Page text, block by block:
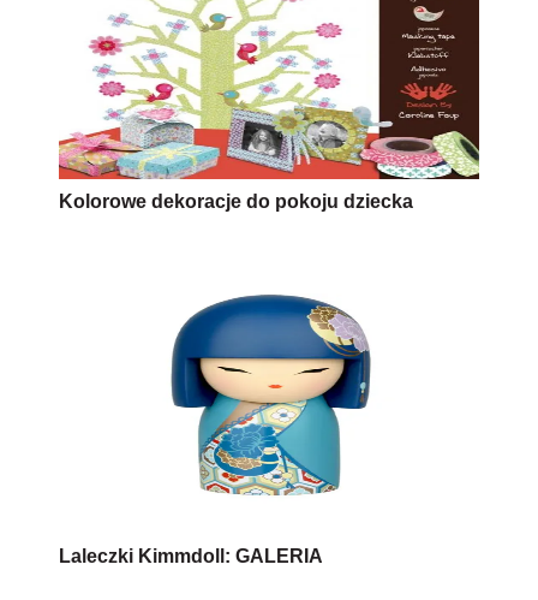
Kolorowe dekoracje do pokoju dziecka
Laleczki Kimmdoll: GALERIA